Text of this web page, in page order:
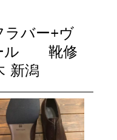
バー+ヴ
ール 靴修
新潟